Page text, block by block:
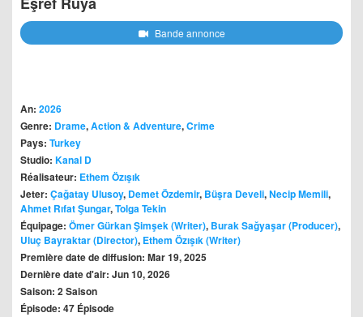
Bande annonce
An: 2026
Genre: Drame,Action & Adventure,Crime
Pays: Turkey
Studio: Kanal D
Réalisateur: Ethem Özışık
Jeter: Çağatay Ulusoy, Demet Özdemir, Büşra Develi,Necip Memili,
Ahmet Rıfat Şungar,Tolga Tekin
Équipage: Ömer Gürkan Şimşek (Writer), Burak Sağyaşar (Producer),
Uluç Bayraktar (Director), Ethem Özışık (Writer)
Première date de diffusion: Mar 19, 2025
Dernière date d'air: Jun 10, 2026
Saison: 2 Saison
Épisode: 47 Épisode